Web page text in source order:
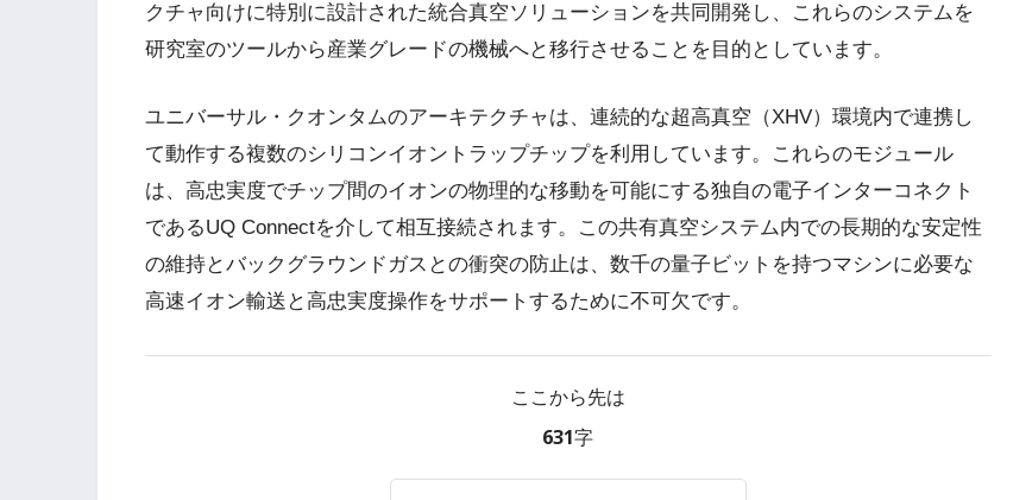
クチャ向けに特別に設計された統合真空ソリューションを共同開発し、これらのシステムを
研究室のツールから産業グレードの機械へと移行させることを目的としています。
ユニバーサル・クオンタムのアーキテクチャは、連続的な超高真空（XHV）環境内で連携し
て動作する複数のシリコンイオントラップチップを利用しています。これらのモジュール
は、高忠実度でチップ間のイオンの物理的な移動を可能にする独自の電子インターコネクト
であるUQ Connectを介して相互接続されます。この共有真空システム内での長期的な安定性
の維持とバックグラウンドガスとの衝突の防止は、数千の量子ビットを持つマシンに必要な
高速イオン輸送と高忠実度操作をサポートするために不可欠です。
ここから先は
631字